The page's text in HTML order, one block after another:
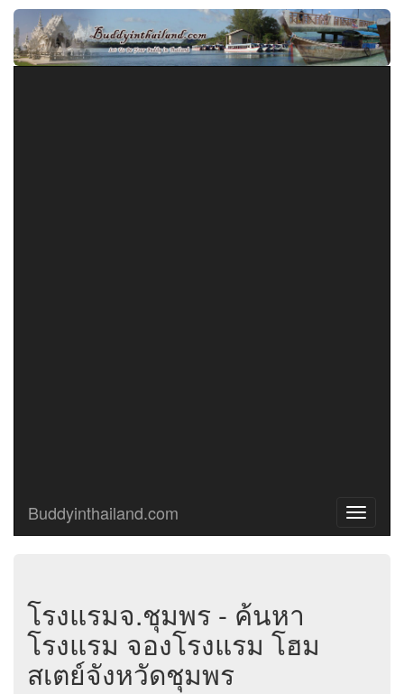
Toggle
Buddyinthailand.com
โรงแรมจ.ชุมพร - ค้นหา
โรงแรม จองโรงแรม โฮม
สเตย์จังหวัดชุมพร